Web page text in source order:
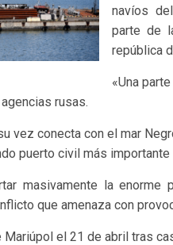
navíos
parte de
república
«Una
rusas.
vez conecta con el mar
puerto civil más
masivamente la enorme
que amenaza con
Mariúpol el 21 de abril tras